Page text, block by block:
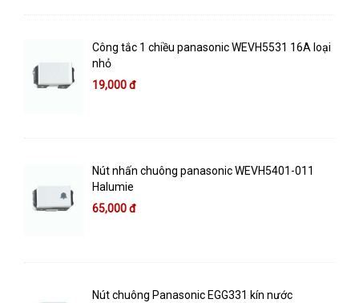
Công tắc 1 chiều panasonic WEVH5531 16A loại
nhỏ
19,000 đ
Nút nhấn chuông panasonic WEVH5401-011
Halumie
65,000 đ
Nút chuông Panasonic EGG331 kín nước